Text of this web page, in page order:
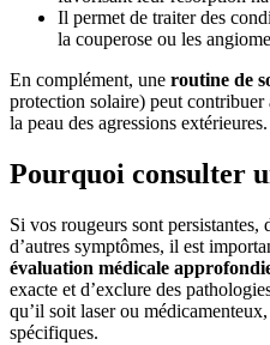
Il permet de traiter des
la couperose ou les
En complément, une routine de
protection solaire) peut
la peau des agressions extérieures.
Pourquoi consulter
Si vos rougeurs sont persistantes,
d’autres symptômes, il est
évaluation médicale
exacte et d’exclure des
qu’il soit laser ou
spécifiques.